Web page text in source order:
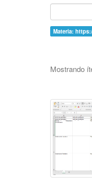
Materia:
Mostrando